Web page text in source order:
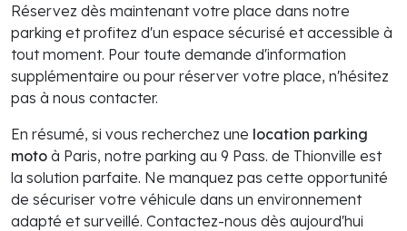
Réservez dès maintenant votre place dans notre
parking et profitez d'un espace sécurisé et accessible à
tout moment. Pour toute demande d'information
supplémentaire ou pour réserver votre place, n'hésitez
pas à nous contacter.
En résumé, si vous recherchez une location parking
moto à Paris, notre parking au 9 Pass. de Thionville est
la solution parfaite. Ne manquez pas cette opportunité
de sécuriser votre véhicule dans un environnement
adapté et surveillé. Contactez-nous dès aujourd'hui